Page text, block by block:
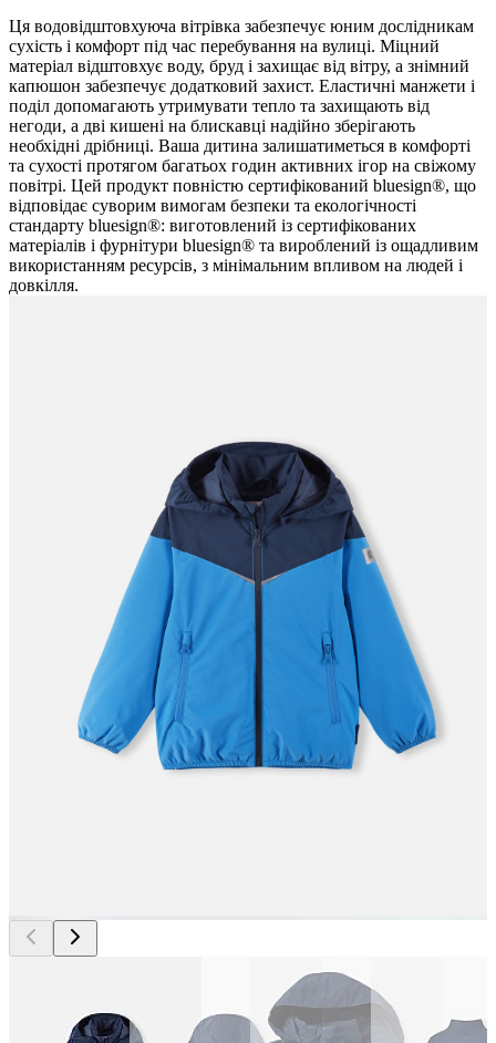
Ця водовідштовхуюча вітрівка забезпечує юним дослідникам
сухість і комфорт під час перебування на вулиці. Міцний
матеріал відштовхує воду, бруд і захищає від вітру, а знімний
капюшон забезпечує додатковий захист. Еластичні манжети і
поділ допомагають утримувати тепло та захищають від
негоди, а дві кишені на блискавці надійно зберігають
необхідні дрібниці. Ваша дитина залишатиметься в комфорті
та сухості протягом багатьох годин активних ігор на свіжому
повітрі. Цей продукт повністю сертифікований bluesign®, що
відповідає суворим вимогам безпеки та екологічності
стандарту bluesign®: виготовлений із сертифікованих
матеріалів і фурнітури bluesign® та вироблений із ощадливим
використанням ресурсів, з мінімальним впливом на людей і
довкілля.